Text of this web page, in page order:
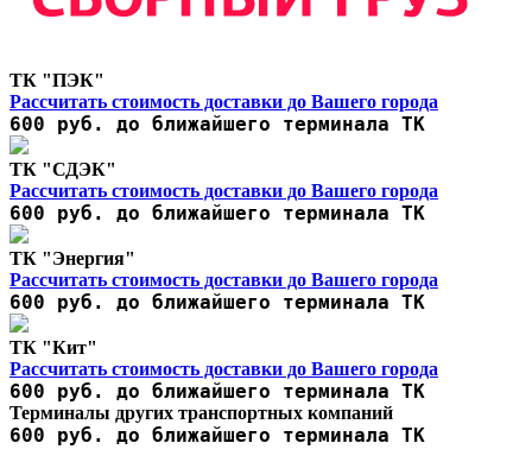
ТК "ПЭК"
Рассчитать стоимость доставки до Вашего города
600 руб. до ближайшего терминала ТК
ТК "СДЭК"
Рассчитать стоимость доставки до Вашего города
600 руб. до ближайшего терминала ТК
ТК "Энергия"
Рассчитать стоимость доставки до Вашего города
600 руб. до ближайшего терминала ТК
ТК "Кит"
Рассчитать стоимость доставки до Вашего города
600 руб. до ближайшего терминала ТК
Терминалы других транспортных компаний
600 руб. до ближайшего терминала ТК